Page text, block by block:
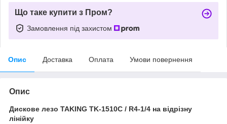
Що таке купити з Пром?
Замовлення під захистом
Опис Доставка Оплата Умови повернення
Опис
Дискове лезо TAKING TK-1510C / R4-1/4 на відрізну
лінійку